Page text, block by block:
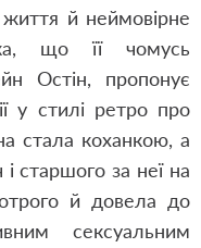
життя й неймовірне
що її чомусь
Остін, пропонує
у стилі ретро про
стала коханкою, а
старшого за неї на
й довела до
сексуальним